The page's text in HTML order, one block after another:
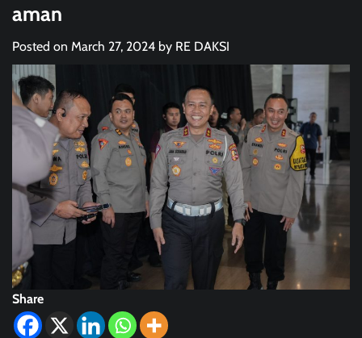
aman
Posted on March 27, 2024 by RE DAKSI
Share